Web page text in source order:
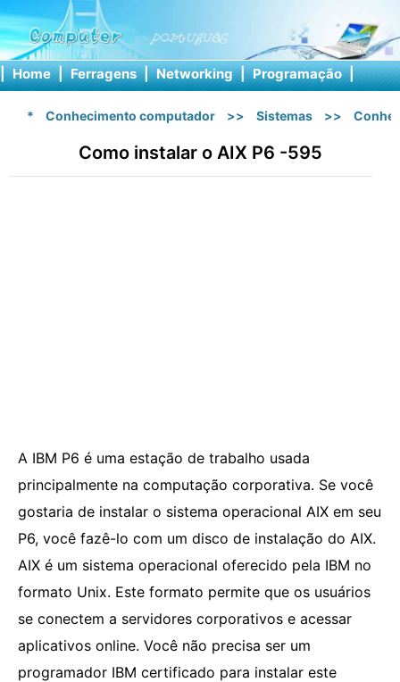
| Home | Ferragens | Networking | Programação |
* Conhecimento computador >> Sistemas >>
Como instalar o AIX P6 -595
A IBM P6 é uma estação de trabalho usada
principalmente na computação corporativa. Se você
gostaria de instalar o sistema operacional AIX em seu
P6, você fazê-lo com um disco de instalação do AIX.
AIX é um sistema operacional oferecido pela IBM no
formato Unix. Este formato permite que os usuários
se conectem a servidores corporativos e acessar
aplicativos online. Você não precisa ser um
programador IBM certificado para instalar este